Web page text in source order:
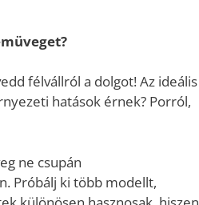
félvállról a dolgot! Az ideális
hatások érnek? Porról,
ne csupán
Próbálj ki több modellt,